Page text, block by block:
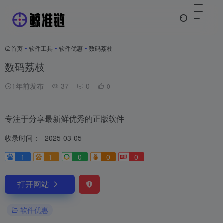
首页 • 软件工具 • 软件优惠 • 数码荔枝
数码荔枝
1年前发布 37 0 0
专注于分享最新鲜优秀的正版软件
收录时间：
2025-03-05
1
1- 0 0 0
打开网站
软件优惠